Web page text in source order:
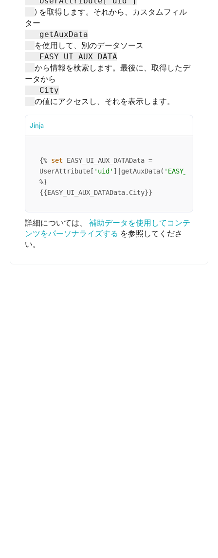
) を取得します。それから、カスタムフィル
ター
を使用して、別のデータソース
から情報を検索します。最後に、取得したデ
ータから
の値にアクセスし、それを表示します。
Jinja
{% set EASY_UI_AUX_DATAData =
UserAttribute[ 'uid' ]|getAuxData(
%}
{{EASY_UI_AUX_DATAData.City}}
詳細については、 補助データを使用してコンテ
ンツをパーソナライズする を参照してくださ
い。